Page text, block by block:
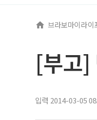
브라보마이라이
[부고]
입력 2014-03-05